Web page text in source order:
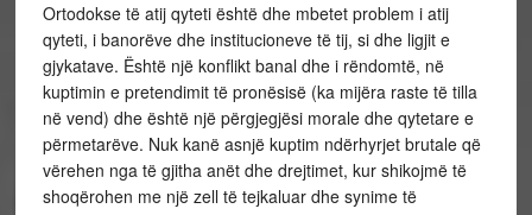
Ortodokse të atij qyteti është dhe mbetet problem i atij
qyteti, i banorëve dhe institucioneve të tij, si dhe ligjit e
gjykatave. Është një konflikt banal dhe i rëndomtë, në
kuptimin e pretendimit të pronësisë (ka mijëra raste të tilla
në vend) dhe është një përgjegjësi morale dhe qytetare e
përmetarëve. Nuk kanë asnjë kuptim ndërhyrjet brutale që
vërehen nga të gjitha anët dhe drejtimet, kur shikojmë të
shoqërohen me një zell të tejkaluar dhe synime të